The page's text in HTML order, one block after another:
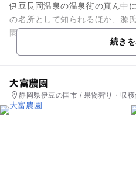
伊豆長岡温泉の温泉街の真ん中
の名所として知られるほか、源
園です。いくつかの散策路があ
頂には展望公園が開け、展...
続き
大富農園
静岡県伊豆の国市 / 果物狩り・収穫